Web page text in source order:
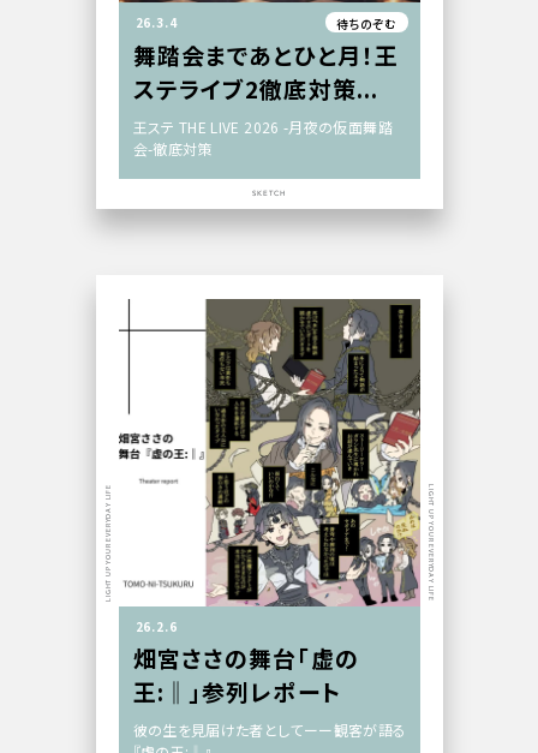
26.3.4 待ちのぞむ
舞踏会まであとひと月！王
ステライブ2徹底対策...
王ステ THE LIVE 2026 -月夜の仮面舞踏
会-徹底対策
SKETCH
26.2.6
畑宮ささの舞台「虚の
王:‖」参列レポート
彼の生を見届けた者としてーー観客が語る
LIGHT UP YOUR EVERYDAY LIFE LIGHT UP YOUR EVERYDAY LIFE